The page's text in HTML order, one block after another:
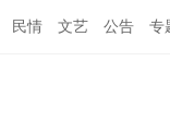
民情 文艺 公告 专